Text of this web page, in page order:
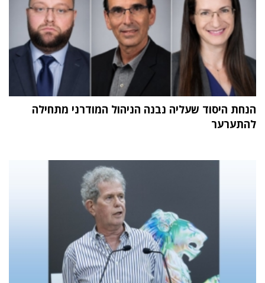
הנחת היסוד שעליה נבנה הניהול המודרני מתחילה
להתערער